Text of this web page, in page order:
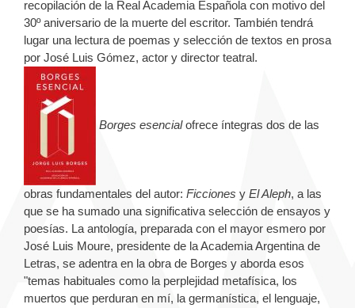
recopilación de la Real Academia Española con motivo del
30º aniversario de la muerte del escritor. También tendrá
lugar una lectura de poemas y selección de textos en prosa
por José Luis Gómez, actor y director teatral.
Borges esencialofrece íntegras dos de las
obras fundamentales del autor: Ficciones y El Aleph, a las
que se ha sumado una significativa selección de ensayos y
poesías. La antología, preparada con el mayor esmero por
José Luis Moure, presidente de la Academia Argentina de
Letras, se adentra en la obra de Borges y aborda esos
"temas habituales como la perplejidad metafísica, los
muertos que perduran en mí, la germanística, el lenguaje,